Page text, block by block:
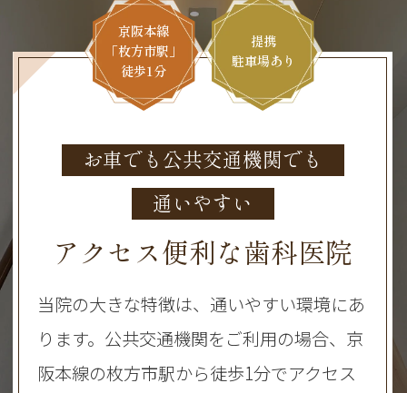
京阪本線
「枚方市駅」
徒歩1分
提携
駐車場あり
お車でも公共交通機関でも
通いやすい
アクセス便利な歯科医院
当院の大きな特徴は、通いやすい環境にあ
ります。公共交通機関をご利用の場合、京
阪本線の枚方市駅から徒歩1分でアクセス